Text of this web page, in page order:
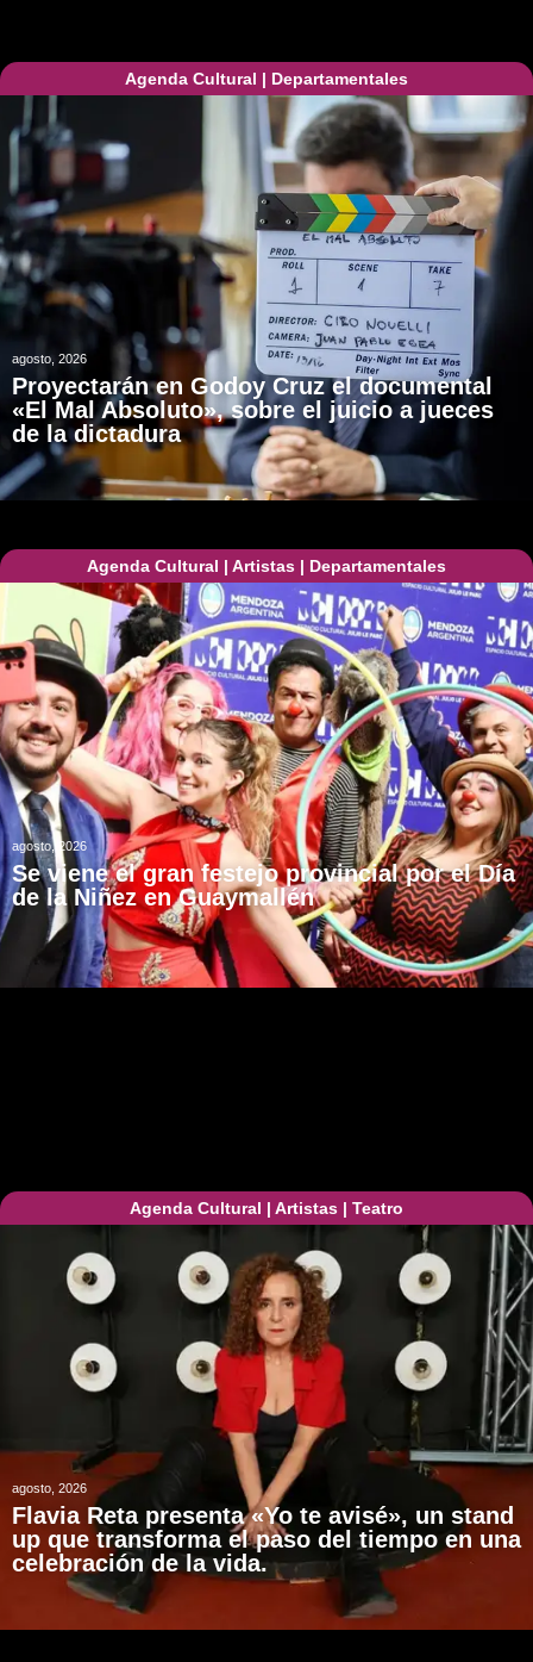
Agenda Cultural | Departamentales
agosto, 2026
Proyectarán en Godoy Cruz el documental
«El Mal Absoluto», sobre el juicio a jueces
de la dictadura
Agenda Cultural | Artistas | Departamentales
agosto, 2026
Se viene el gran festejo provincial por el Día
de la Niñez en Guaymallén
Agenda Cultural | Artistas | Teatro
agosto, 2026
Flavia Reta presenta «Yo te avisé», un stand
up que transforma el paso del tiempo en una
celebración de la vida.